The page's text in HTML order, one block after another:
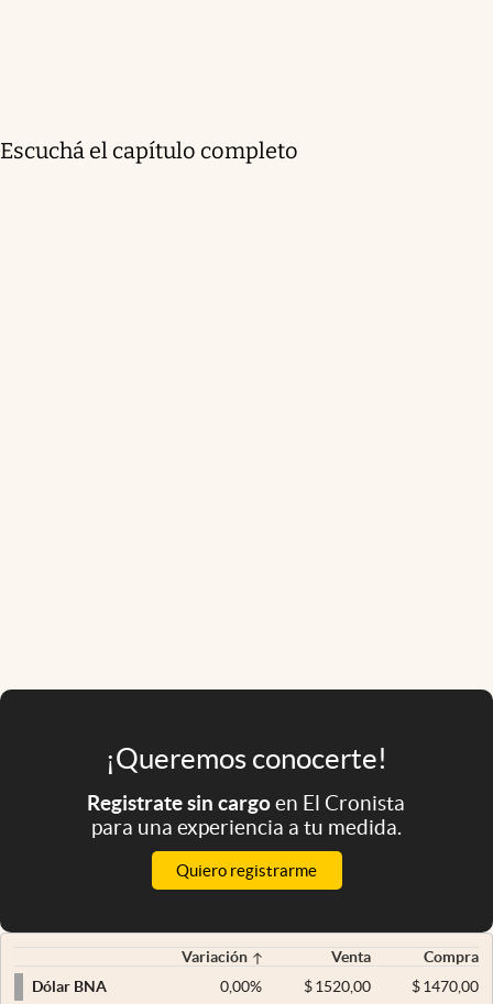
Escuchá el capítulo completo
¡Queremos conocerte!
Registrate sin cargoen El Cronista
para una experiencia a tu medida.
Quiero registrarme
Variación Venta
Compra
Dólar BNA
0,00% $ 1520,00 $1470,00